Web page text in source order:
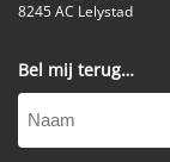
8245 AC Lelystad
Bel mij terug…
Naam